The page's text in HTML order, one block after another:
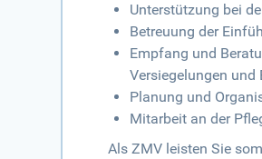
Unterstützung bei
Betreuung der
Empfang und
Versiegelungen und
Planung und
Mitarbeit an der
Als ZMV leisten Sie